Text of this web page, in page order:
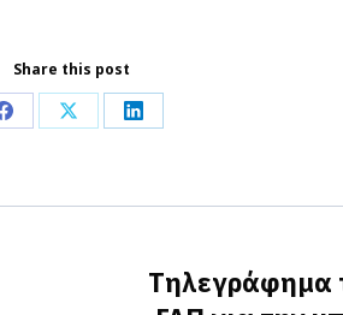
Share this post
Share
Facebook
Share
X
Share
LinkedIn
Τηλεγράφημα